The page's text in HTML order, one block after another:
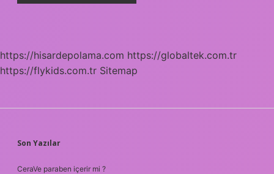
https://hisardepolama.com https://globaltek.com.tr
https://flykids.com.tr Sitemap
SIDEBAR
Son Yazılar
CeraVe paraben içerir mi ?